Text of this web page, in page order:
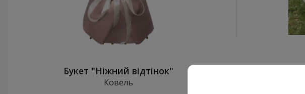
Букет "Ніжний відтінок"
Ковель